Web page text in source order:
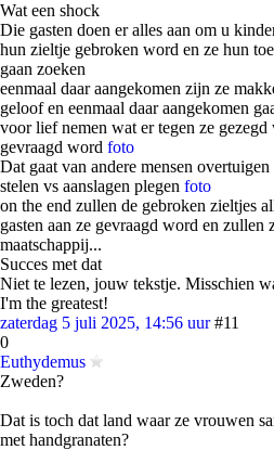
Wat een shock
Die gasten doen er alles aan om u
hun zieltje gebroken word en ze hun
gaan zoeken
eenmaal daar aangekomen zijn ze
geloof en eenmaal daar aangekomen
voor lief nemen wat er tegen ze
gevraagd word foto
Dat gaat van andere mensen
stelen vs aanslagen plegen foto
on the end zullen de gebroken zieltjes
gasten aan ze gevraagd word en zullen
maatschappij...
Succes met dat
Niet te lezen, jouw tekstje. Misschien
I'm the greatest!
zaterdag 5 juli 2025, 14:56 uur #11
0
Euthydemus
Zweden?
Dat is toch dat land waar ze vrouwen
met handgranaten?